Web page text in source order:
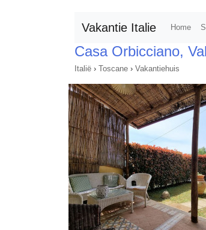
Vakantie Italie Home
Casa Orbicciano,
Italië › Toscane › Vakantiehuis